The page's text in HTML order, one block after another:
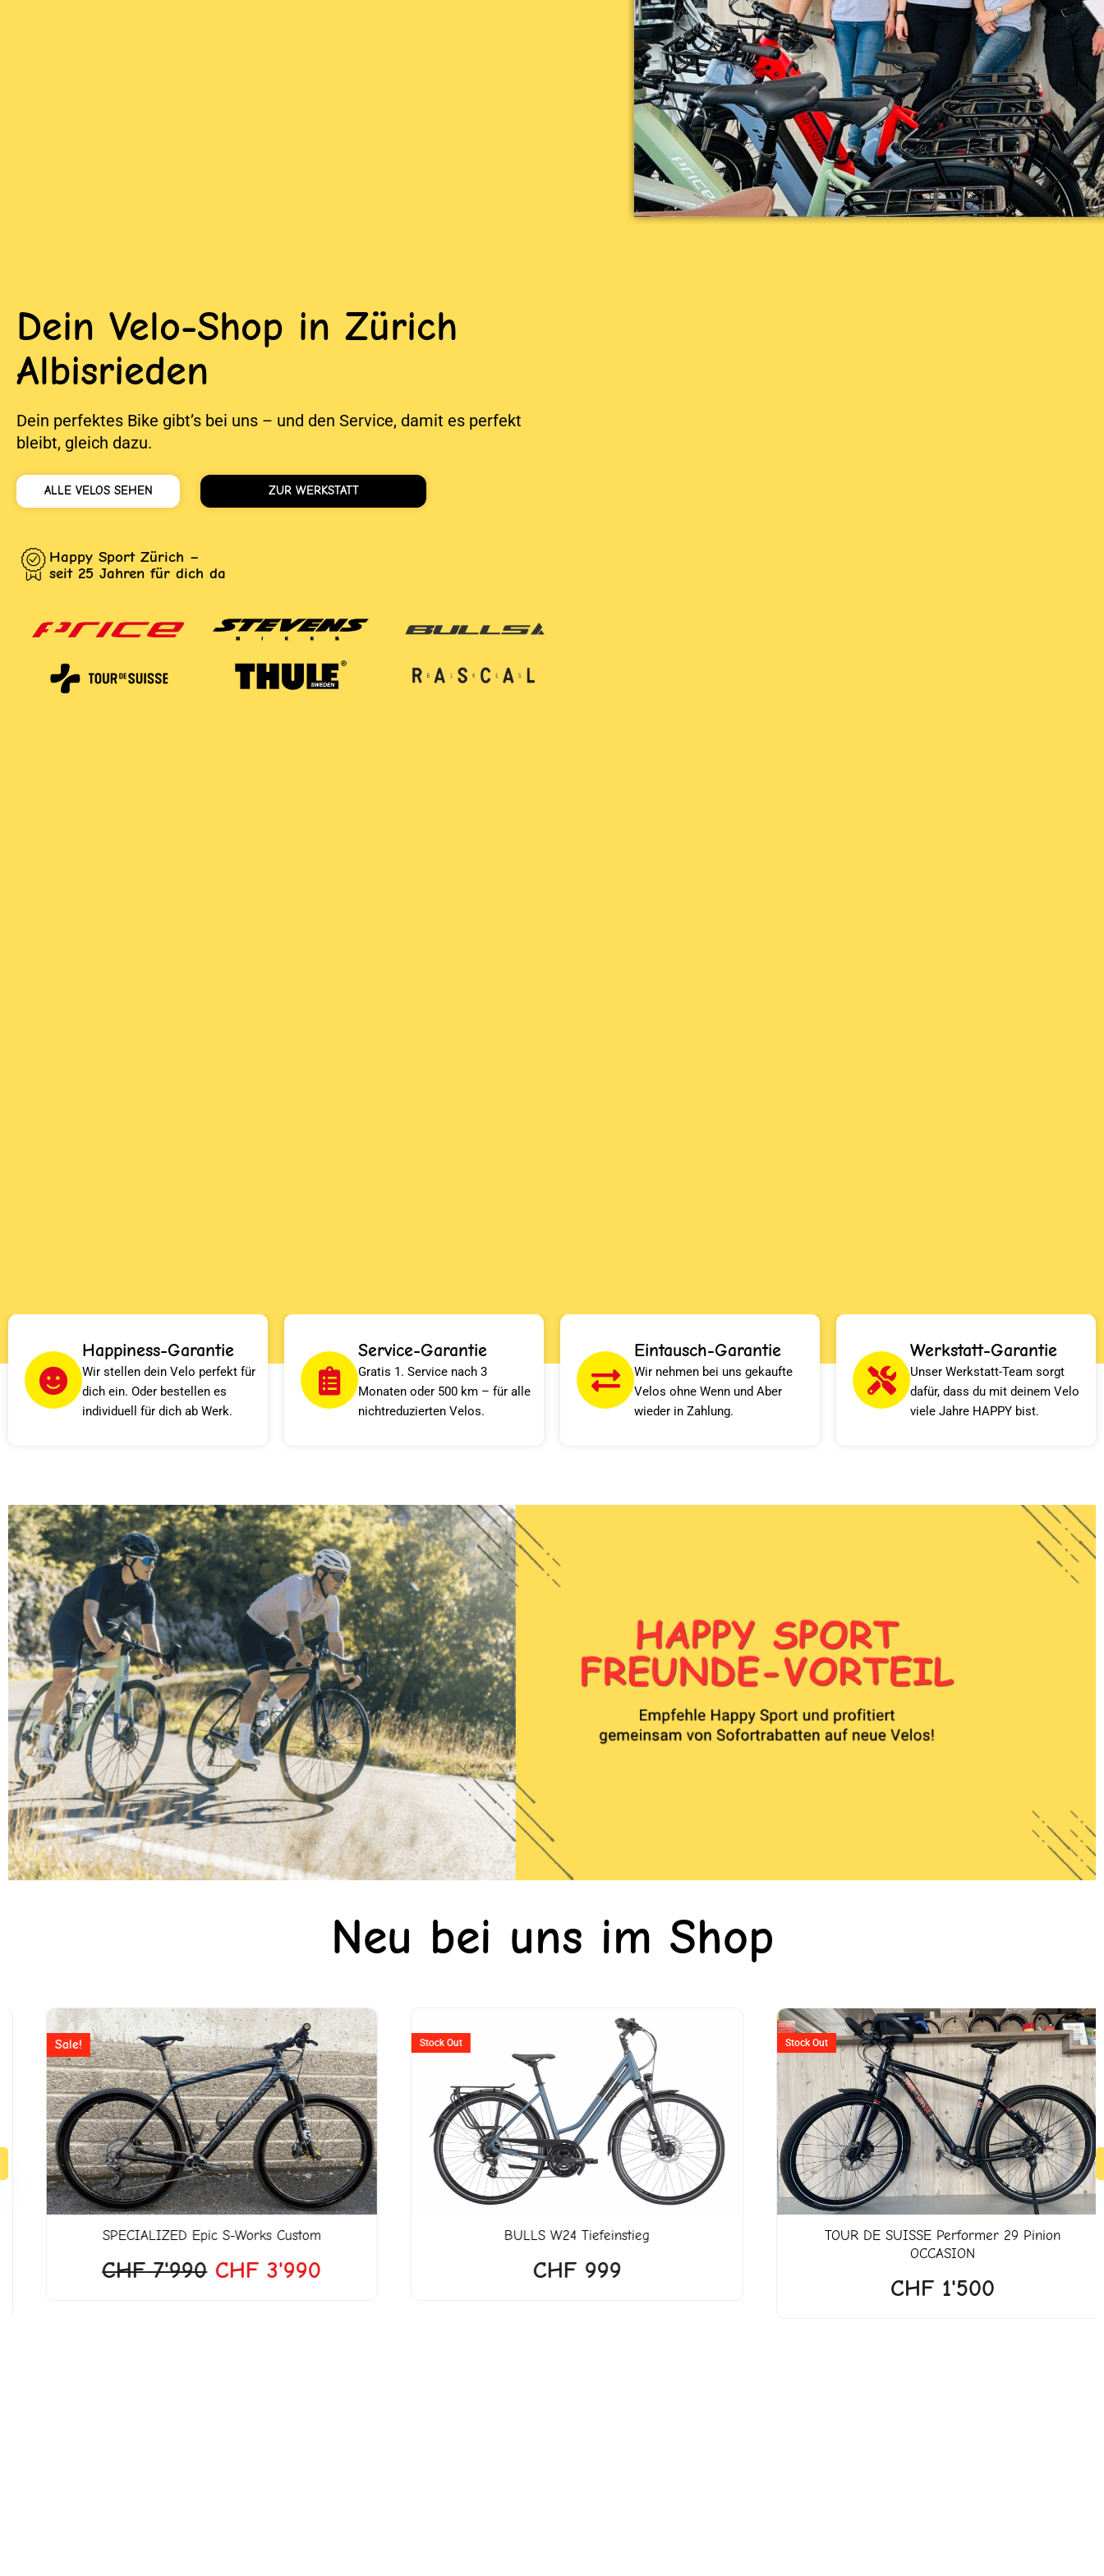
Dein Velo-Shop in Zürich
Albisrieden
Dein perfektes Bike gibt’s bei uns – und den Service, damit es perfekt
bleibt, gleich dazu.
ALLE VELOS SEHEN ZUR WERKSTATT
Happy Sport Zürich –
seit 25 Jahren für dich da
Happiness-Garantie
Wir stellen dein Velo perfekt für
dich ein. Oder bestellen es
individuell für dich ab Werk.
Service-Garantie
Gratis 1. Service nach 3
Monaten oder 500 km – für alle
nichtreduzierten Velos.
Eintausch-Garantie
Wir nehmen bei uns gekaufte
Velos ohne Wenn und Aber
wieder in Zahlung.
Werkstatt-Garantie
Unser Werkstatt-Team sorgt
dafür, dass du mit deinem Velo
viele Jahre HAPPY bist.
Neu bei uns im Shop
Sale!
SPECIALIZEDEpic S-Works Custom
CHF7'990
Ursprünglicher
Preis
war:
CHF 7'990
CHF3'990
Aktueller
Preis
ist:
CHF 3'990.
Stock Out
BULLSW24 Tiefeinstieg
CHF999
Stock Out
TOUR DE SUISSEPerformer 29 Pinion
OCCASION
CHF1'500